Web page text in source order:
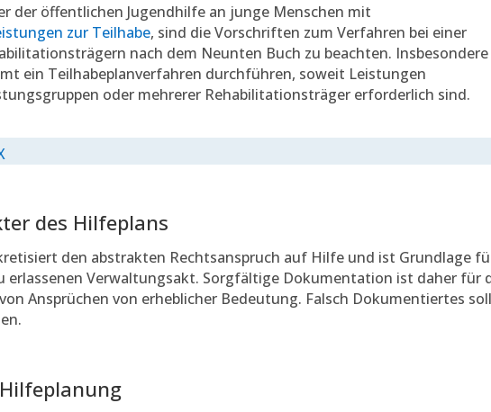
der öffentlichen Jugendhilfe an junge Menschen mit
zur Teilhabe, sind die Vorschriften zum Verfahren bei einer
nach dem Neunten Buch zu beachten. Insbesondere
ein Teilhabeplanverfahren durchführen, soweit Leistungen
oder mehrerer Rehabilitationsträger erforderlich sind.
des Hilfeplans
den abstrakten Rechtsanspruch auf Hilfe und ist Grundlage
erlassenen Verwaltungsakt. Sorgfältige Dokumentation ist daher für
Ansprüchen von erheblicher Bedeutung. Falsch Dokumentiertes